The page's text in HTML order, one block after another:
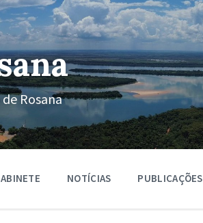
Rosana
NOTÍCIAS PUBLICAÇÕES